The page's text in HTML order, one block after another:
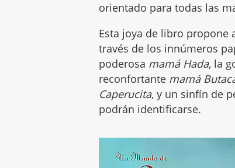
orientado para todas las
Esta joya de libro propone
través de los innúmeros
poderosa mamá Hada, la
reconfortante mamá
Caperucita, y un sinfín de
podrán identificarse.